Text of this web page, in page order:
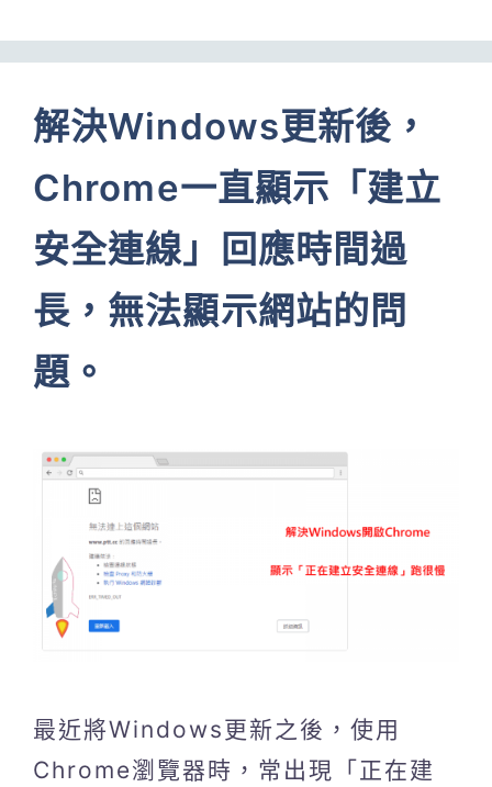
解決Windows更新後，
Chrome一直顯示「建立
安全連線」回應時間過
長，無法顯示網站的問
題。
最近將Windows更新之後，使用
Chrome瀏覽器時，常出現「正在建